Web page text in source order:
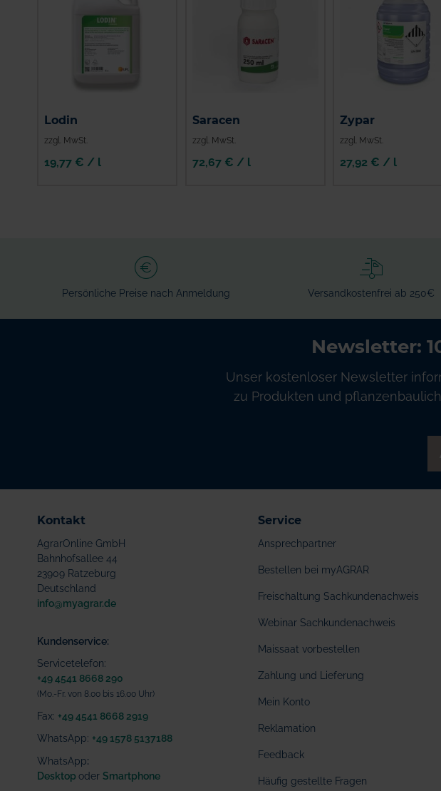
Lodin
zzgl. MwSt.
19,77 € / l
Saracen
zzgl. MwSt.
72,67 € / l
Zypar
zzgl. MwSt.
27,92 € / l
Persönliche Preise nach Anmeldung Versandkostenfrei ab 250€
Newsletter:
Unser kostenloser Newsletter
zu Produkten und
Kontakt
AgrarOnline GmbH
Bahnhofsallee 44
23909 Ratzeburg
Deutschland
info@myagrar.de
Kundenservice:
Servicetelefon:
+49 4541 8668 290
(Mo.-Fr. von 8.00 bis 16.00 Uhr)
Fax: +49 4541 8668 2919
WhatsApp: +49 1578 5137188
WhatsApp:
Desktop oder Smartphone
Service
Ansprechpartner
Bestellen bei myAGRAR
Freischaltung Sachkundenachweis
Webinar Sachkundenachweis
Maissaat vorbestellen
Zahlung und Lieferung
Mein Konto
Reklamation
Feedback
Häufig gestellte Fragen